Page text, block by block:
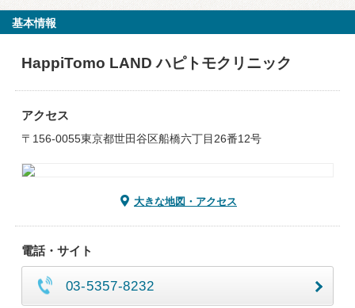
基本情報
HappiTomo LAND ハピトモクリニック
アクセス
〒156-0055東京都世田谷区船橋六丁目26番12号
大きな地図・アクセス
電話・サイト
03-5357-8232